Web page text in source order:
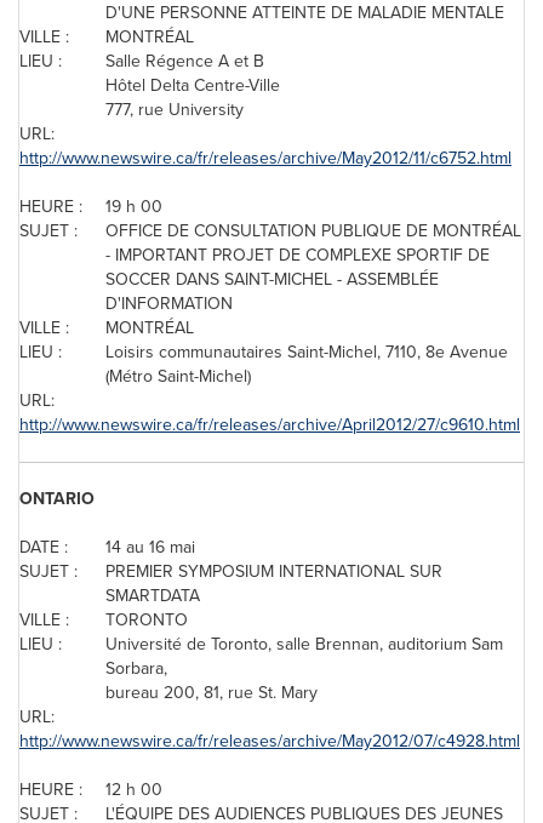
D'UNE PERSONNE ATTEINTE DE MALADIE MENTALE
VILLE :
MONTRÉAL
LIEU :
Salle Régence A et B
Hôtel Delta Centre-Ville
777, rue University
URL:
http://www.newswire.ca/fr/releases/archive/May2012/11/c6752.html
HEURE :
19 h 00
SUJET :
OFFICE DE CONSULTATION PUBLIQUE DE MONTRÉAL
- IMPORTANT PROJET DE COMPLEXE SPORTIF DE
SOCCER DANS SAINT-MICHEL - ASSEMBLÉE
D'INFORMATION
VILLE :
MONTRÉAL
LIEU :
Loisirs communautaires Saint-Michel, 7110, 8e Avenue
(Métro Saint-Michel)
URL:
http://www.newswire.ca/fr/releases/archive/April2012/27/c9610.html
ONTARIO
DATE :
14 au 16 mai
SUJET :
PREMIER SYMPOSIUM INTERNATIONAL SUR
SMARTDATA
VILLE :
TORONTO
LIEU :
Université deToronto, salle Brennan, auditorium Sam
Sorbara,
bureau 200, 81, rue St. Mary
URL:
http://www.newswire.ca/fr/releases/archive/May2012/07/c4928.html
HEURE :
12 h 00
SUJET :
L'ÉQUIPE DES AUDIENCES PUBLIQUES DES JEUNES